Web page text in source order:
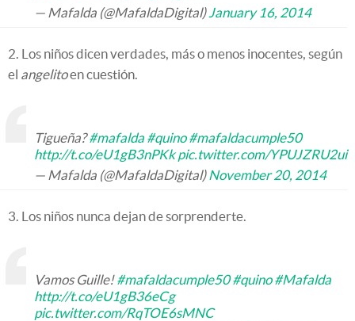
— Mafalda (@MafaldaDigital)January 16, 2014
2. Los niños dicen verdades, más o menos inocentes, según
el angelitoen cuestión.
Tigueña?#mafalda #quino #mafaldacumple50
http://t.co/eU1gB3nPKk pic.twitter.com/YPUJZRU2ui
— Mafalda (@MafaldaDigital)November 20, 2014
3. Los niños nunca dejan de sorprenderte.
Vamos Guille!#mafaldacumple50 #quino #Mafalda
http://t.co/eU1gB36eCg
pic.twitter.com/RqTOE6sMNC